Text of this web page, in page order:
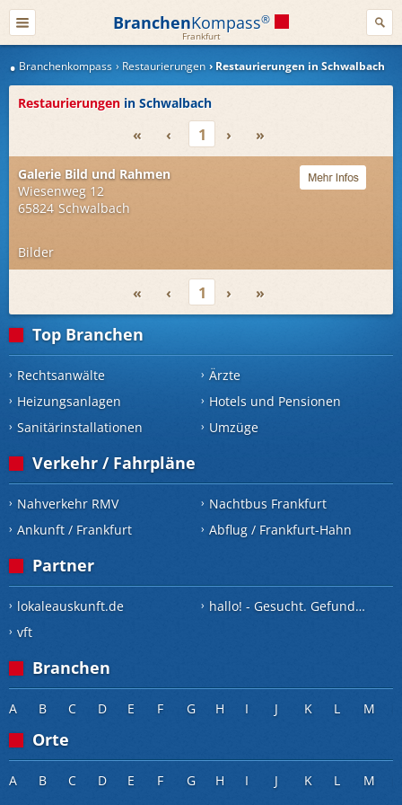
BranchenKompass®
Frankfurt
Branchenkompass Restaurierungen Restaurierungen in Schwalbach
Restaurierungen in Schwalbach
« ‹ 1 › »
Galerie Bild und Rahmen
Wiesenweg 12
65824 Schwalbach
Bilder
« ‹ 1 › »
Top Branchen
Rechtsanwälte Ärzte
Heizungsanlagen
Hotels und Pensionen
Sanitärinstallationen
Umzüge
Verkehr / Fahrpläne
Nahverkehr RMV Nachtbus Frankfurt
Ankunft / Frankfurt
Abflug / Frankfurt-Hahn
Partner
lokaleauskunft.de hallo! - Gesucht. Gefunden.
vft
Branchen
A B C D E F G H I J K L M
Orte
A B C D E F G H I J K L M